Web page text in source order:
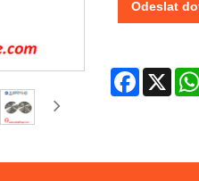
Odeslat
Facebook
X